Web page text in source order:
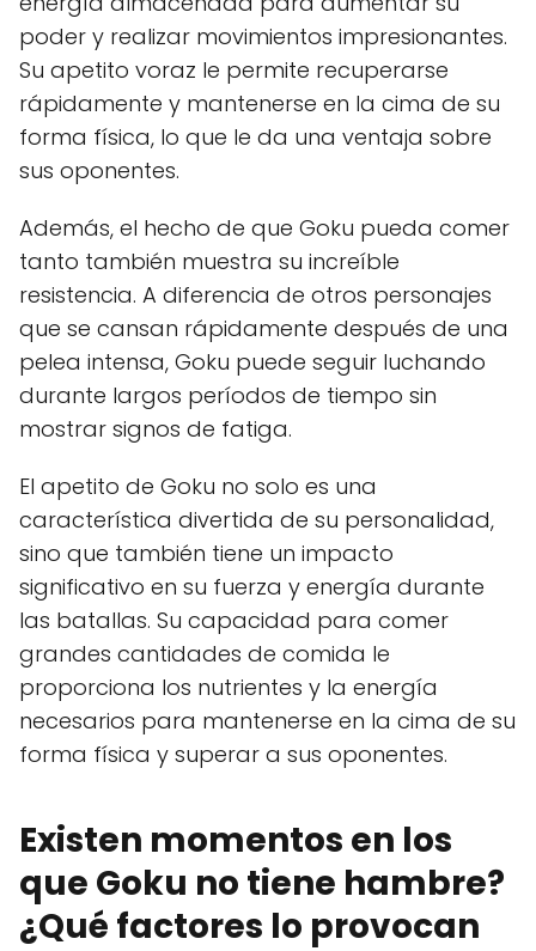
poder y realizar movimientos impresionantes.
Su apetito voraz le permite recuperarse
rápidamente y mantenerse en la cima de su
forma física, lo que le da una ventaja sobre
sus oponentes.
Además, el hecho de que Goku pueda comer
tanto también muestra su increíble
resistencia. A diferencia de otros personajes
que se cansan rápidamente después de una
pelea intensa, Goku puede seguir luchando
durante largos períodos de tiempo sin
mostrar signos de fatiga.
El apetito de Goku no solo es una
característica divertida de su personalidad,
sino que también tiene un impacto
significativo en su fuerza y energía durante
las batallas. Su capacidad para comer
grandes cantidades de comida le
proporciona los nutrientes y la energía
necesarios para mantenerse en la cima de su
forma física y superar a sus oponentes.
Existen momentos en los
que Goku no tiene hambre?
¿Qué factores lo provocan